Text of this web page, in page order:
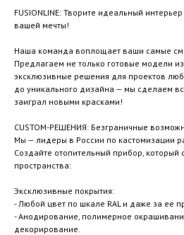
FUSIONLINE: Творите идеальный
вашей мечты!
Наша команда воплощает ваши самые
Предлагаем не только готовые модели из
эксклюзивные решения для проектов
до уникального дизайна — мы сделаем
заиграл новыми красками!
CUSTOM-РЕШЕНИЯ: Безграничные
Мы — лидеры в России по кастомизации
Создайте отопительный прибор, который
пространства:
Эксклюзивные покрытия:
- Любой цвет по шкале RAL и даже за ее
- Анодирование, полимерное
декорирование.